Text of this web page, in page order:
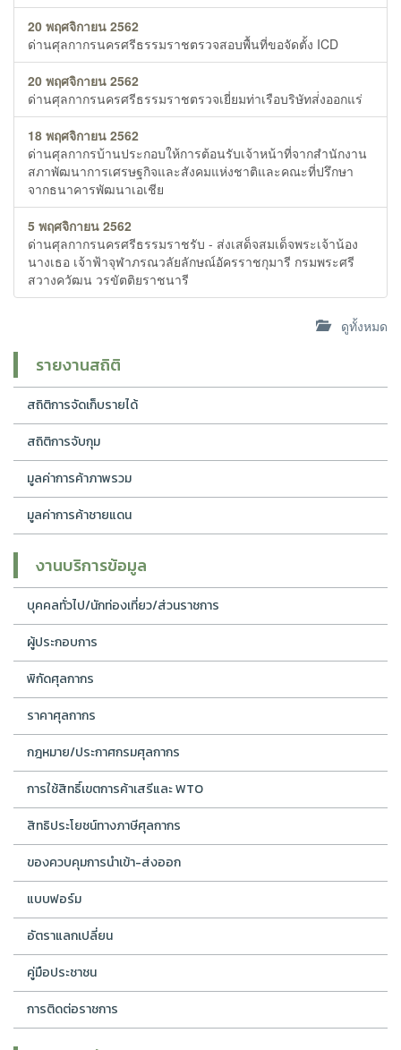
20 พฤศจิกายน 2562
ด่านศุลกากรนครศรีธรรมราชตรวจสอบพื้นที่ขอจัดตั้ง ICD
20 พฤศจิกายน 2562
ด่านศุลกากรนครศรีธรรมราชตรวจเยี่ยมท่าเรือบริษัทส่่งออกแร่
18 พฤศจิกายน 2562
ด่านศุลกากรบ้านประกอบให้การต้อนรับเจ้าหน้าที่จากสำนักงาน
สภาพัฒนาการเศรษฐกิจและสังคมแห่งชาติและคณะที่ปรึกษา
จากธนาคารพัฒนาเอเชีย
5 พฤศจิกายน 2562
ด่านศุลกากรนครศรีธรรมราชรับ - ส่งเสด็จสมเด็จพระเจ้าน้อง
นางเธอ เจ้าฟ้าจุฬาภรณวลัยลักษณ์อัครราชกุมารี กรมพระศรี
สวางควัฒน วรขัตติยราชนารี
ดูทั้งหมด
รายงานสถิติ
สถิติการจัดเก็บรายได้
สถิติการจับกุม
มูลค่าการค้าภาพรวม
มูลค่าการค้าชายแดน
งานบริการข้อมูล
บุคคลทั่วไป/นักท่องเที่ยว/ส่วนราชการ
ผู้ประกอบการ
พิกัดศุลกากร
ราคาศุลกากร
กฎหมาย/ประกาศกรมศุลกากร
การใช้สิทธิ์เขตการค้าเสรีและ WTO
สิทธิประโยชน์ทางภาษีศุลกากร
ของควบคุมการนำเข้า-ส่งออก
แบบฟอร์ม
อัตราแลกเปลี่ยน
คู่มือประชาชน
การติดต่อราชการ